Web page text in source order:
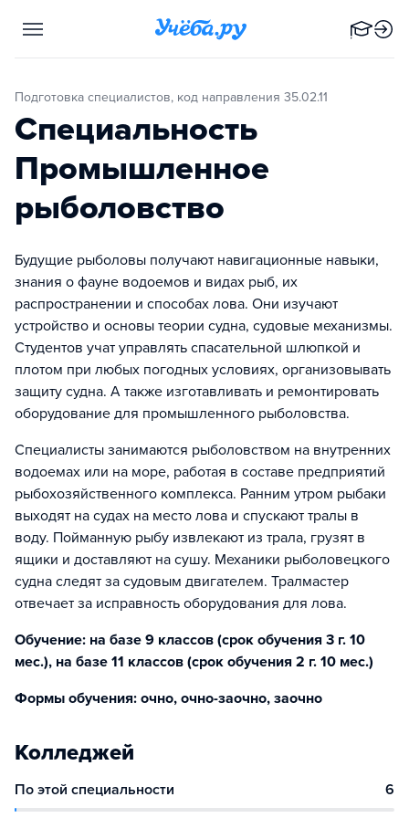
Подготовка специалистов, код направления 35.02.11
Специальность
Промышленное
рыболовство
Будущие рыболовы получают навигационные навыки,
знания о фауне водоемов и видах рыб, их
распространении и способах лова. Они изучают
устройство и основы теории судна, судовые механизмы.
Студентов учат управлять спасательной шлюпкой и
плотом при любых погодных условиях, организовывать
защиту судна. А также изготавливать и ремонтировать
оборудование для промышленного рыболовства.
Специалисты занимаются рыболовством на внутренних
водоемах или на море, работая в составе предприятий
рыбохозяйственного комплекса. Ранним утром рыбаки
выходят на судах на место лова и спускают тралы в
воду. Пойманную рыбу извлекают из трала, грузят в
ящики и доставляют на сушу. Механики рыболовецкого
судна следят за судовым двигателем. Тралмастер
отвечает за исправность оборудования для лова.
Обучение: на базе 9 классов (срок обучения 3 г. 10
мес.), на базе 11 классов (срок обучения 2 г. 10 мес.)
Формы обучения: очно, очно-заочно, заочно
Колледжей
По этой специальности 6